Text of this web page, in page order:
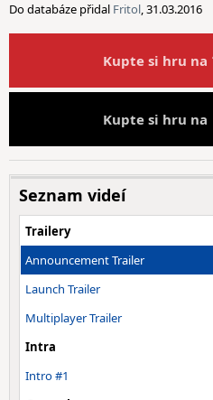
Do databáze přidal Fritol, 31.03.2016
Kupte si hru na
Kupte si hru na
Seznam videí
Trailery
Announcement Trailer
Launch Trailer
Multiplayer Trailer
Intra
Intro #1